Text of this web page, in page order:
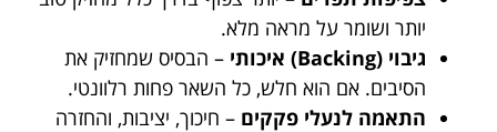
יותר ושומר על מראה מלא.
גיבוי (Backing) איכותי
– הבסיס שמחזיק את
הסיבים. אם הוא חלש, כל השאר פחות רלוונטי.
התאמה לנעלי פקקים – חיכוך, יציבות, והחזרה